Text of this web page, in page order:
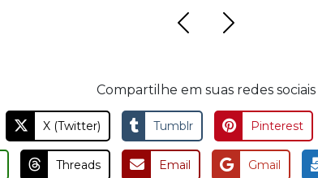
Compartilhe em suas redes sociais
X (Twitter) Tumblr Pinterest
Threads Email Gmail